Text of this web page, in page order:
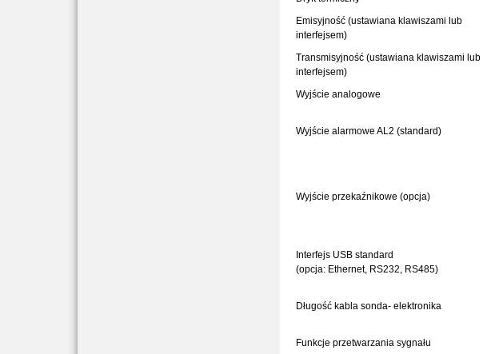
Emisyjność (ustawiana klawiszami lub
interfejsem)
Transmisyjność (ustawiana klawiszami lub
interfejsem)
Wyjście analogowe
Wyjście alarmowe AL2 (standard)
Wyjście przekaźnikowe (opcja)
Interfejs USB standard
(opcja: Ethernet, RS232, RS485)
Długość kabla sonda- elektronika
Funkcje przetwarzania sygnału